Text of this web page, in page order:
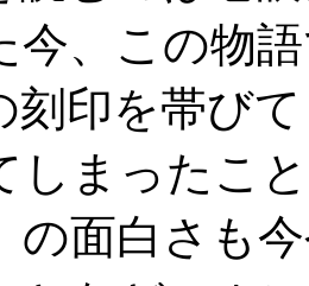
今、この物
刻印を帯び
しまったこ
の面白さも